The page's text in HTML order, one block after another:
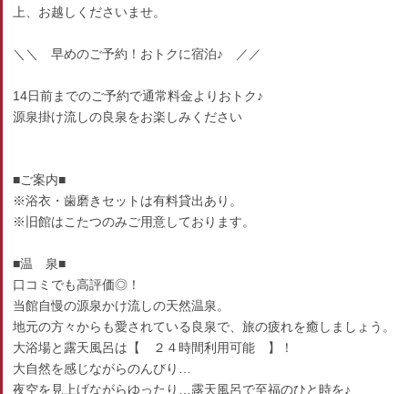
上、お越しくださいませ。
＼＼ 早めのご予約！おトクに宿泊♪ ／／
14日前までのご予約で通常料金よりおトク♪
源泉掛け流しの良泉をお楽しみください
■ご案内■
※浴衣・歯磨きセットは有料貸出あり。
※旧館はこたつのみご用意しております。
■温 泉■
口コミでも高評価◎！
当館自慢の源泉かけ流しの天然温泉。
地元の方々からも愛されている良泉で、旅の疲れを癒しましょう。
大浴場と露天風呂は【 ２４時間利用可能 】！
大自然を感じながらのんびり…
夜空を見上げながらゆったり…露天風呂で至福のひと時を♪